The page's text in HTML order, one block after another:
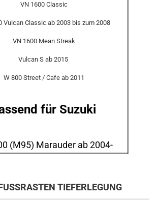
VN 1600 Classic
Vulcan Classic ab 2003 bis zum 2008
VN 1600 Mean Streak
Vulcan S ab 2015
W 800 Street / Cafe ab 2011
für Suzuki
(M95) Marauder ab 2004-
TIEFERLEGUNG